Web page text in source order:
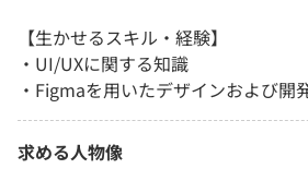
【生かせるスキル・経験】
・UI/UXに関する知識
・Figmaを用いたデザインおよび開
求める人物像